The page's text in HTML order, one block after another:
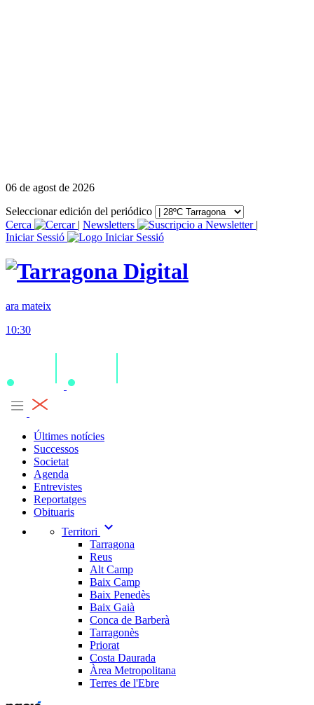
06 de agost de 2026
Seleccionar edición del periódico
Cerca
| Newsletters
|
Iniciar Sessió
ara mateix
10:30
Últimes notícies
Successos
Societat
Agenda
Entrevistes
Reportatges
Obituaris
Territori
expand_more
Tarragona
Reus
Alt Camp
Baix Camp
Baix Penedès
Baix Gaià
Conca de Barberà
Tarragonès
Priorat
Costa Daurada
Àrea Metropolitana
Terres de l'Ebre